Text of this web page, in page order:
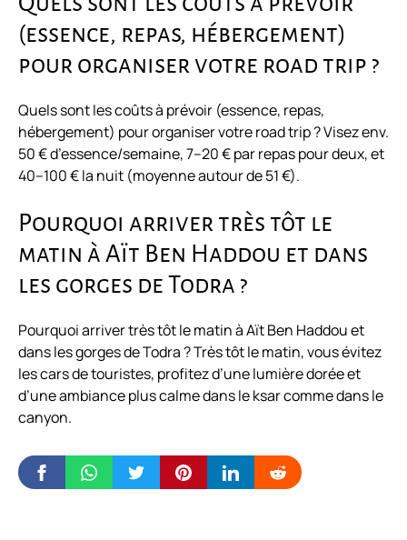
(essence, repas, hébergement)
pour organiser votre road trip ?
Quels sont les coûts à prévoir (essence, repas,
hébergement) pour organiser votre road trip ? Visez env.
50 € d’essence/semaine, 7–20 € par repas pour deux, et
40–100 € la nuit (moyenne autour de 51 €).
Pourquoi arriver très tôt le
matin à Aït Ben Haddou et dans
les gorges de Todra ?
Pourquoi arriver très tôt le matin à Aït Ben Haddou et
dans les gorges de Todra ? Très tôt le matin, vous évitez
les cars de touristes, profitez d’une lumière dorée et
d’une ambiance plus calme dans le ksar comme dans le
canyon.